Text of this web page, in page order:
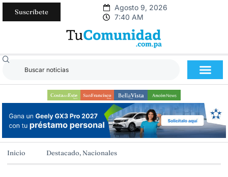
Suscríbete
Agosto 9, 2026
7:40 AM
Inicio Destacado,Nacionales